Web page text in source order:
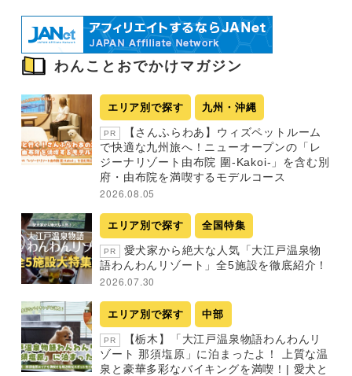
わんことおでかけマガジン
エリア別で探す 九州・沖縄
PR
【さんふらわあ】ウィズペットルーム
で快適な九州旅へ！ニューオープンの「レ
ジーナリゾート由布院 圍-Kakoi-」を含む別
府・由布院を満喫するモデルコース
2026.08.05
エリア別で探す 全国特集
PR
愛犬家から絶大な人気「大江戸温泉物
語わんわんリゾート」全5施設を徹底紹介！
2026.07.30
エリア別で探す 中部
PR
【栃木】「大江戸温泉物語わんわんリ
ゾート 那須塩原」に泊まったよ！ 上質な温
泉と豪華多彩なバイキングを満喫！| 愛犬と